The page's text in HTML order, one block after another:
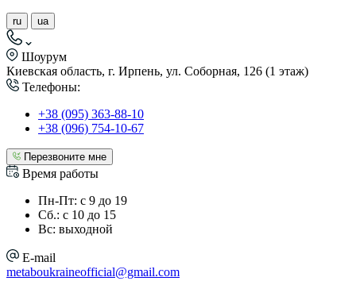
ru ua
Шоурум
Киевская область, г. Ирпень, ул. Соборная, 126 (1 этаж)
Телефоны:
+38 (095) 363-88-10
+38 (096) 754-10-67
Перезвоните мне
Время работы
Пн-Пт: с 9 до 19
Сб.: с 10 до 15
Вс: выходной
E-mail
metaboukraineofficial@gmail.com